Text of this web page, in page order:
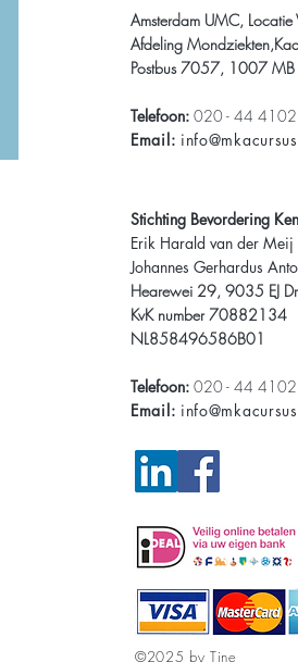
Amsterdam UMC, Locatie
Afdeling
Postbus 7057, 1007 MB
Telefoon: 020 - 44
Email:
Stichting Bevordering
Erik Harald van der Meij
Johannes Gerhardus
Hearewei 29, 9035 EJ
KvK number 70882134
NL858496586B01
Telefoon: 020 - 44
Email:
©2025 by Tine